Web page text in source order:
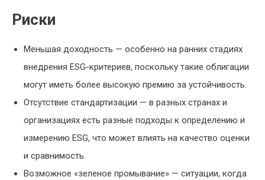
Риски
Меньшая доходность — особенно на ранних стадиях
внедрения ESG-критериев, поскольку такие облигации
могут иметь более высокую премию за устойчивость.
Отсутствие стандартизации — в разных странах и
организациях есть разные подходы к определению и
измерению ESG, что может влиять на качество оценки
и сравнимость.
Возможное «зеленое промывание» — ситуации, когда